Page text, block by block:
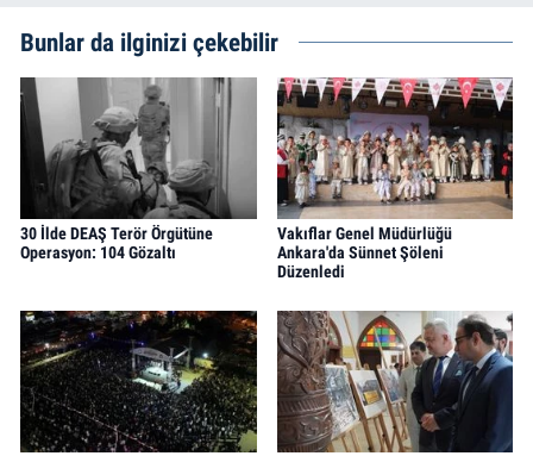
Bunlar da ilginizi çekebilir
30 İlde DEAŞ Terör Örgütüne
Operasyon: 104 Gözaltı
Vakıflar Genel Müdürlüğü
Ankara'da Sünnet Şöleni
Düzenledi